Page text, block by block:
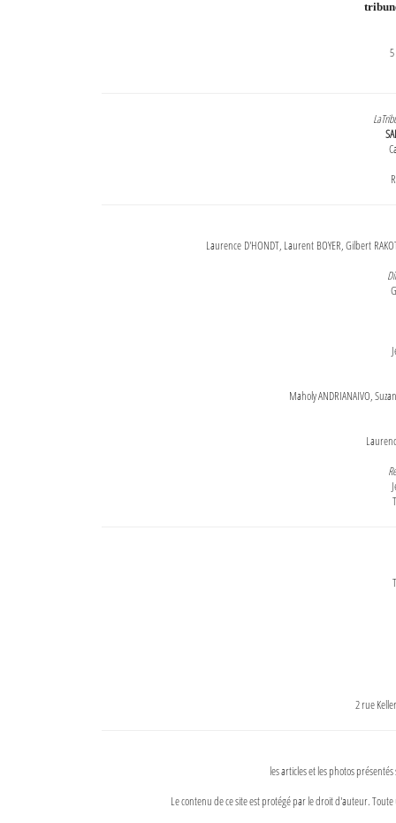
Laurence D'HONDT, Laurent BOYER, Gilbert
Maholy ANDRIANAIVO,
2 rue
les articles et les photos
Le contenu de ce site est protégé par le droit d'auteur.